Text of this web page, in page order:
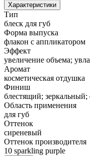
Характеристики
Тип
блеск для губ
Форма выпуска
флакон с аппликатором
Эффект
увеличение объема;
Аромат
косметическая отдушка
Финиш
блестящий;
Область применения
для губ
Оттенок
сиреневый
Оттенок производителя
10 sparkling purple